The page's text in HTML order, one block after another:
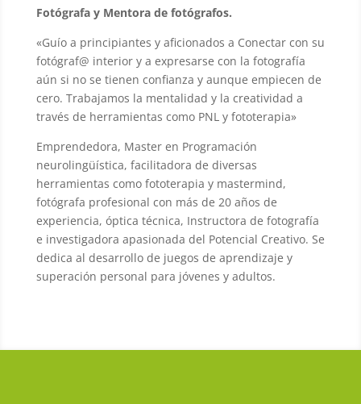
Fotógrafa y Mentora de fotógrafos.
«Guío a principiantes y aficionados a Conectar con su
fotógraf@ interior y a expresarse con la fotografía
aún si no se tienen confianza y aunque empiecen de
cero. Trabajamos la mentalidad y la creatividad a
través de herramientas como PNL y fototerapia»
Emprendedora, Master en Programación
neurolingüística, facilitadora de diversas
herramientas como fototerapia y mastermind,
fotógrafa profesional con más de 20 años de
experiencia, óptica técnica, Instructora de fotografía
e investigadora apasionada del Potencial Creativo. Se
dedica al desarrollo de juegos de aprendizaje y
superación personal para jóvenes y adultos.